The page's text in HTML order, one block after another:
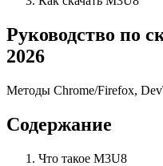
Руководство по
2026
Методы Chrome/Firefox,
Содержание
Что такое M3U8